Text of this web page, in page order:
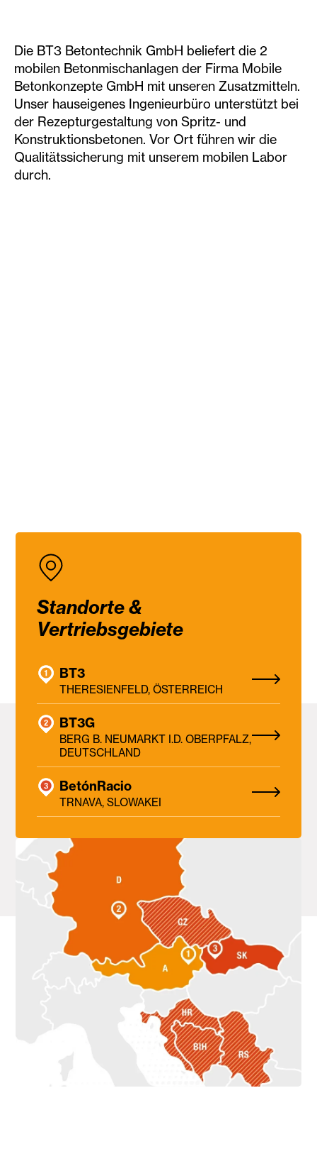
Die BT3 Betontechnik GmbH beliefert die 2
mobilen Betonmischanlagen der Firma Mobile
Betonkonzepte GmbH mit unseren Zusatzmitteln.
Unser hauseigenes Ingenieurbüro unterstützt bei
der Rezepturgestaltung von Spritz- und
Konstruktionsbetonen. Vor Ort führen wir die
Qualitätssicherung mit unserem mobilen Labor
durch.
Standorte &
Vertriebsgebiete
BT3
THERESIENFELD, ÖSTERREICH
BT3G
BERG B. NEUMARKT I.D. OBERPFALZ,
DEUTSCHLAND
BetónRacio
TRNAVA, SLOWAKEI